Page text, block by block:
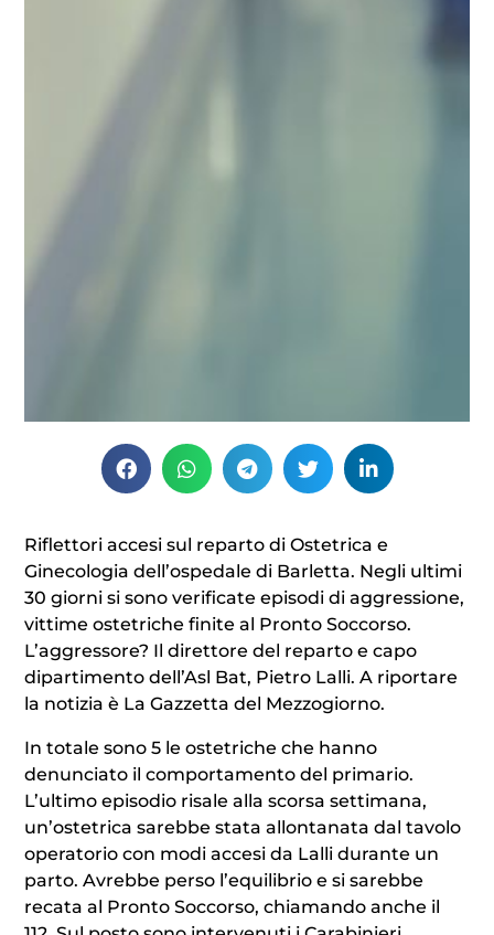
Riflettori accesi sul reparto di Ostetrica e
Ginecologia dell’ospedale di Barletta. Negli ultimi
30 giorni si sono verificate episodi di aggressione,
vittime ostetriche finite al Pronto Soccorso.
L’aggressore? Il direttore del reparto e capo
dipartimento dell’Asl Bat, Pietro Lalli. A riportare
la notizia è La Gazzetta del Mezzogiorno.
In totale sono 5 le ostetriche che hanno
denunciato il comportamento del primario.
L’ultimo episodio risale alla scorsa settimana,
un’ostetrica sarebbe stata allontanata dal tavolo
operatorio con modi accesi da Lalli durante un
parto. Avrebbe perso l’equilibrio e si sarebbe
recata al Pronto Soccorso, chiamando anche il